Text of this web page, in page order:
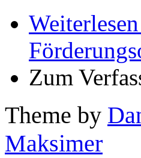
Weiterlesen
Zum
Theme by
Maksimer